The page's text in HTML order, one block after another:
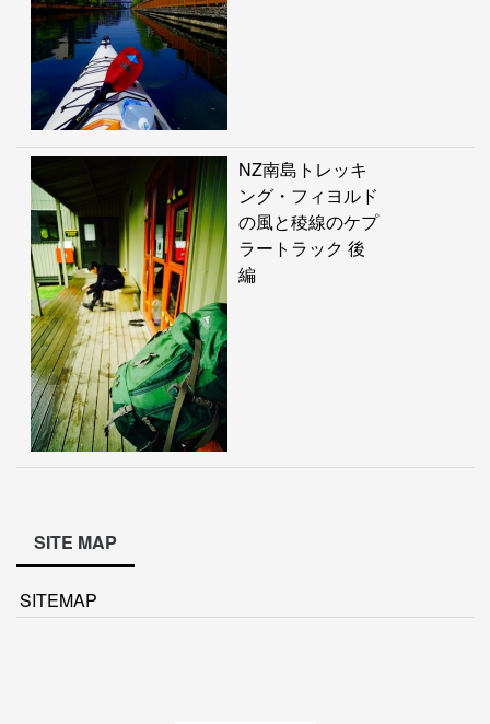
NZ南島トレッキ
ング・フィヨルド
の風と稜線のケプ
ラートラック 後
編
SITE MAP
SITEMAP